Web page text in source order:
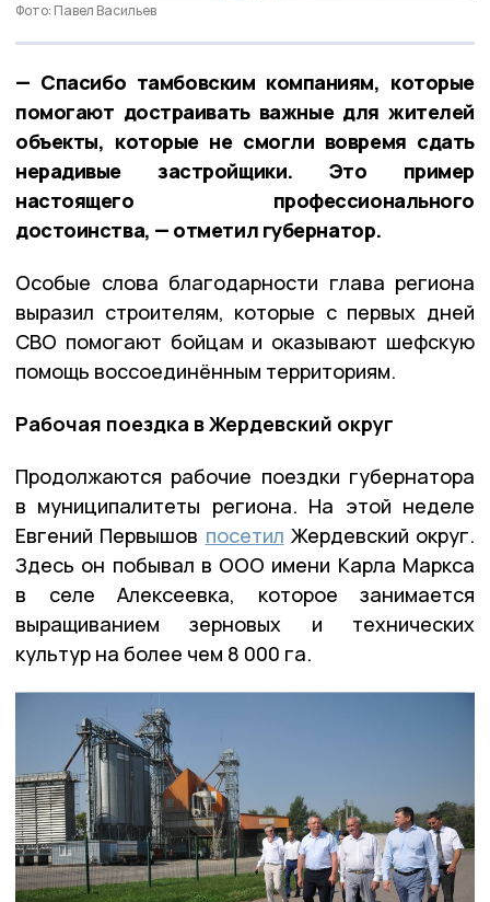
Фото: Павел Васильев
— Спасибо тамбовским компаниям, которые
помогают достраивать важные для жителей
объекты, которые не смогли вовремя сдать
нерадивые застройщики. Это пример
настоящего профессионального
достоинства, — отметил губернатор.
Особые слова благодарности глава региона
выразил строителям, которые с первых дней
СВО помогают бойцам и оказывают шефскую
помощь воссоединённым территориям.
Рабочая поездка в Жердевский округ
Продолжаются рабочие поездки губернатора
в муниципалитеты региона. На этой неделе
Евгений Первышов посетил Жердевский округ.
Здесь он побывал в ООО имени Карла Маркса
в селе Алексеевка, которое занимается
выращиванием зерновых и технических
культур на более чем 8 000 га.